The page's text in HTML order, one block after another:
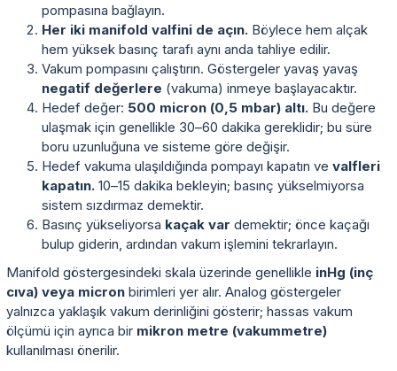
pompasına bağlayın.
Her iki manifold valfini de açın. Böylece hem alçak
hem yüksek basınç tarafı aynı anda tahliye edilir.
Vakum pompasını çalıştırın. Göstergeler yavaş yavaş
negatif değerlere (vakuma) inmeye başlayacaktır.
Hedef değer: 500 micron (0,5 mbar) altı. Bu değere
ulaşmak için genellikle 30–60 dakika gereklidir; bu süre
boru uzunluğuna ve sisteme göre değişir.
Hedef vakuma ulaşıldığında pompayı kapatın ve valfleri
kapatın. 10–15 dakika bekleyin; basınç yükselmiyorsa
sistem sızdırmaz demektir.
Basınç yükseliyorsa kaçak var demektir; önce kaçağı
bulup giderin, ardından vakum işlemini tekrarlayın.
Manifold göstergesindeki skala üzerinde genellikle inHg (inç
cıva) veya micron birimleri yer alır. Analog göstergeler
yalnızca yaklaşık vakum derinliğini gösterir; hassas vakum
ölçümü için ayrıca bir mikron metre (vakummetre)
kullanılması önerilir.